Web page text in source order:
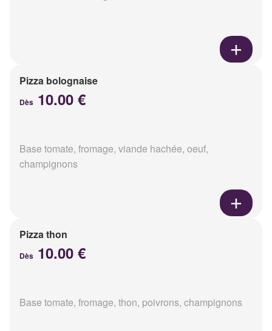
Pizza bolognaise
Dès 10.00 €
Base tomate, fromage, viande hachée, oeuf,
champignons
Pizza thon
Dès 10.00 €
Base tomate, fromage, thon, poivrons, champignons